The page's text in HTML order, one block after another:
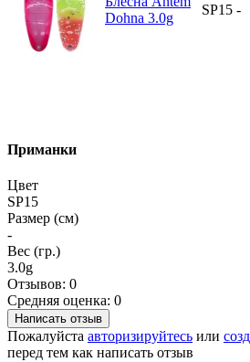
Dohna 3.0g
SP15 -
Приманки
Цвет
SP15
Размер (см)
-
Вес (гр.)
3.0g
Отзывов: 0
Средняя оценка: 0
Написать отзыв
Пожалуйста авторизируйтесь или
перед тем как написать отзыв